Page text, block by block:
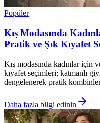
Popüler
Kış Modasında
Pratik ve Şık Kıyafet
Kış modasında kadınlar
kıyafet seçimleri; katmanlı
dengelenerek pratik
Daha fazla bilgi edinin